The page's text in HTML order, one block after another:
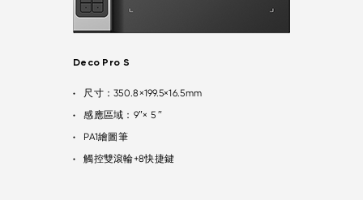
Deco Pro S
● 尺寸：350.8×199.5×16.5mm
● 感應區域：9″× 5 ″
● PA1繪圖筆
● 觸控雙滾輪+8快捷鍵